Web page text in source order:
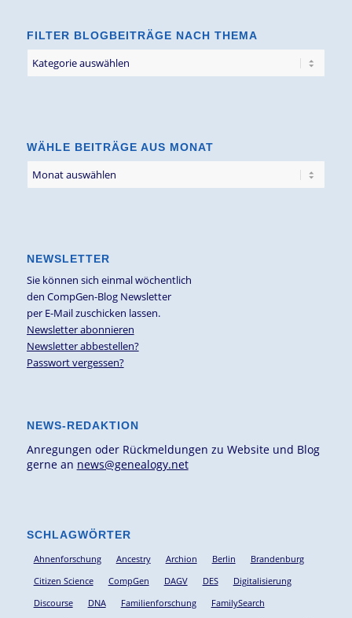
FILTER BLOGBEITRÄGE NACH THEMA
Blogbeiträge
WÄHLE BEITRÄGE AUS MONAT
NEWSLETTER
Sie können sich einmal wöchentlich
den CompGen-Blog Newsletter
per E-Mail zuschicken lassen.
Newsletter abonnieren
Newsletter abbestellen?
Passwort vergessen?
NEWS-REDAKTION
Anregungen oder Rückmeldungen zu Website und Blog
gerne an news@genealogy.net
SCHLAGWÖRTER
Ahnenforschung Ancestry Archion Berlin
Brandenburg
Citizen Science
CompGen DAGV DES
Digitalisierung
Discourse
DNA Familienforschung
FamilySearch